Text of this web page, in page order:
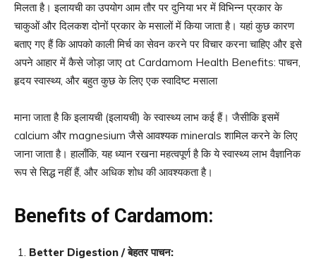
मिलता है। इलायची का उपयोग आम तौर पर दुनिया भर में विभिन्न प्रकार के
चाकुओं और दिलकश दोनों प्रकार के मसालों में किया जाता है। यहां कुछ कारण
बताए गए हैं कि आपको काली मिर्च का सेवन करने पर विचार करना चाहिए और इसे
अपने आहार में कैसे जोड़ा जाए at Cardamom Health Benefits: पाचन,
हृदय स्वास्थ्य, और बहुत कुछ के लिए एक स्वादिष्ट मसाला
माना जाता है कि इलायची (इलायची) के स्वास्थ्य लाभ कई हैं। जैसीकि इसमें
calcium और magnesium जैसे आवश्यक minerals शामिल करने के लिए
जाना जाता है। हालाँकि, यह ध्यान रखना महत्वपूर्ण है कि ये स्वास्थ्य लाभ वैज्ञानिक
रूप से सिद्ध नहीं हैं, और अधिक शोध की आवश्यकता है।
Benefits of Cardamom:
Better Digestion /बेहतर पाचन: